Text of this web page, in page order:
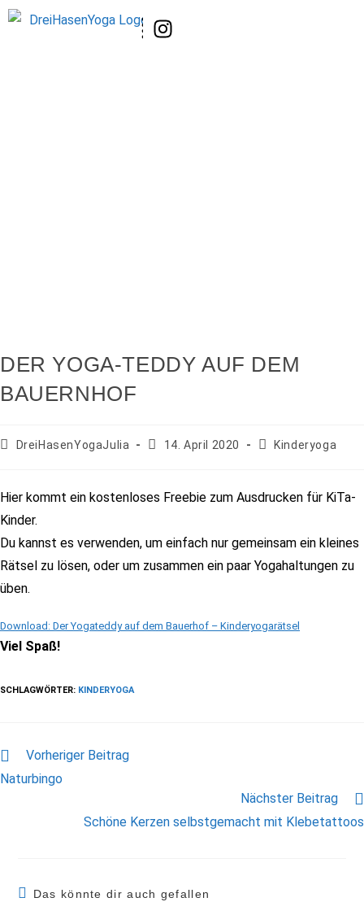
DER YOGA-TEDDY AUF DEM
BAUERNHOF
DreiHasenYogaJulia 14. April 2020 Kinderyoga
Hier kommt ein kostenloses Freebie zum Ausdrucken für KiTa-
Kinder.
Du kannst es verwenden, um einfach nur gemeinsam ein kleines
Rätsel zu lösen, oder um zusammen ein paar Yogahaltungen zu
üben.
Download: Der Yogateddy auf dem Bauerhof – Kinderyogarätsel
Viel Spaß!
SCHLAGWÖRTER: KINDERYOGA
Vorheriger Beitrag
Naturbingo
Nächster Beitrag
Schöne Kerzen selbstgemacht mit Klebetattoos
Das könnte dir auch gefallen